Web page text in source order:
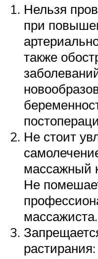
Нельзя
при
также
Не стоит
массажный
Не
массажиста.